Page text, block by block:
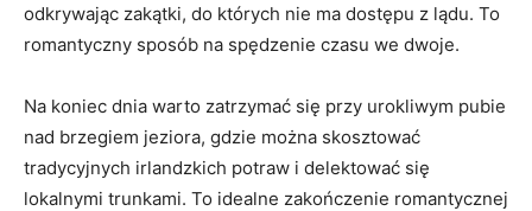
odkrywając zakątki, do których‍ nie ma dostępu z lądu. To
romantyczny sposób na spędzenie czasu we dwoje.
Na⁤ koniec dnia warto zatrzymać się przy urokliwym pubie
nad brzegiem jeziora, gdzie można skosztować
tradycyjnych irlandzkich potraw i delektować się
lokalnymi trunkami. To idealne ‌zakończenie romantycznej